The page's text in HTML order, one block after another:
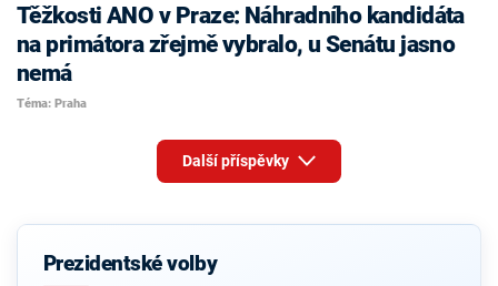
Těžkosti ANO v Praze: Náhradního kandidáta
na primátora zřejmě vybralo, u Senátu jasno
nemá
Téma: Praha
Další příspěvky
Prezidentské volby